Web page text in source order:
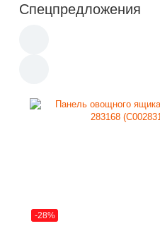
Спецпредложения
-28%